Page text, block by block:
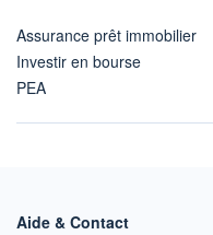
Assurance prêt immobilier
Investir en bourse
PEA
Aide & Contact